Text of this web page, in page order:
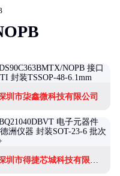
圳市柒鑫微科技有限公司
深圳市得捷芯城科技有限公司